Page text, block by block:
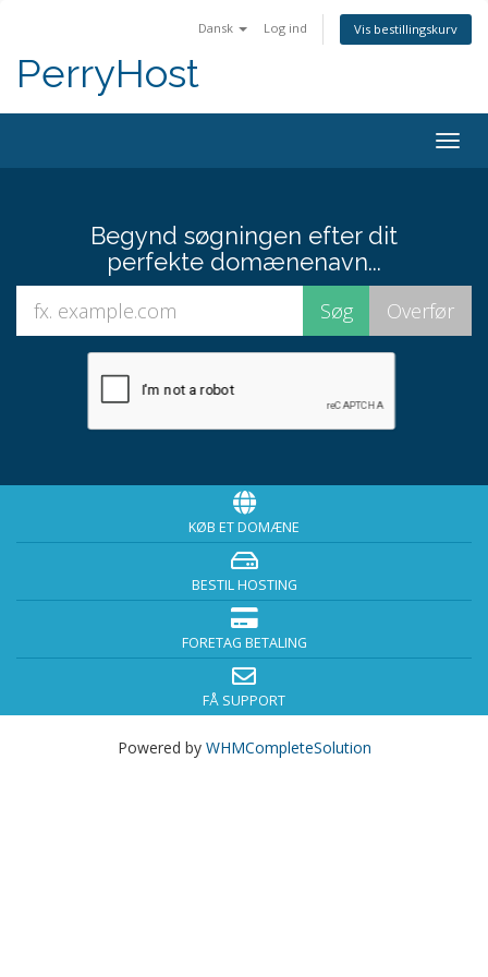
Dansk Log ind Vis bestillingskurv
PerryHost
Begynd søgningen efter dit
perfekte domænenavn...
KØB ET DOMÆNE
BESTIL HOSTING
FORETAG BETALING
FÅ SUPPORT
Powered by WHMCompleteSolution